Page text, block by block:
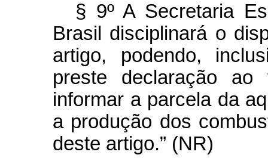
§ 9º A Secretaria
Brasil disciplinará o
artigo, podendo,
preste declaração ao
informar a parcela da
a produção dos
deste artigo.” (NR)